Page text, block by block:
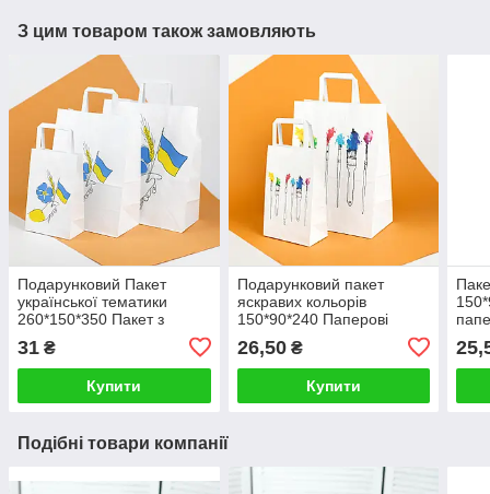
З цим товаром також замовляють
Подарунковий Пакет
української тематики
260*150*350 Пакет з
Перемоги"
31 ₴
Купити
Подарунковий пакет
яскравих кольорів
150*90*240 Паперові
"Фарби"
26,50₴
Купити
для
Подібні товари компанії